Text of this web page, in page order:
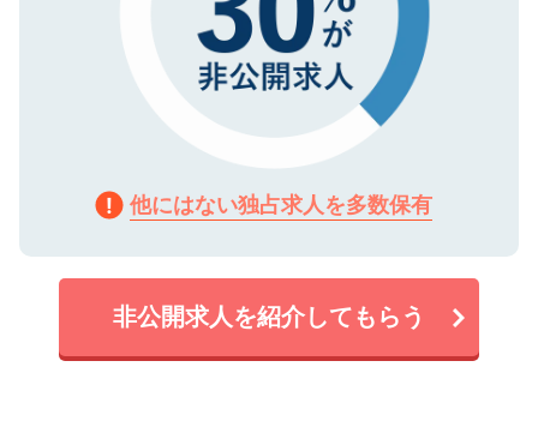
他にはない独占求人を多数保有
非公開求人を紹介してもらう